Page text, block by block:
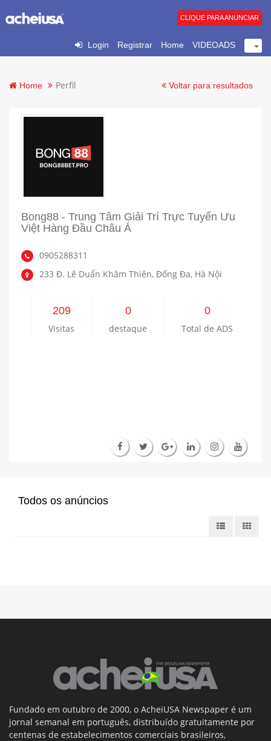
Login Registrar Home VIDEOADS
CLIQUE PARA ANUNCIAR
Home Perfil Voltar para resultados
Bong88 - Trung Tâm Giải Trí Trực Tuyến Ưu
Việt Hàng Đầu Châu Á
0905288311
233 Đ. Lê Duẩn Khâm Thiên, Đống Đa, Hà Nội
209
Visitas
0
destaque
0
Total de ADS
Todos os anúncios
Fundado em outubro de 2000, o AcheiUSA Newspaper é um
jornal semanal em português, distribuído gratuitamente por
centenas de estabelecimentos comerciais brasileiros,